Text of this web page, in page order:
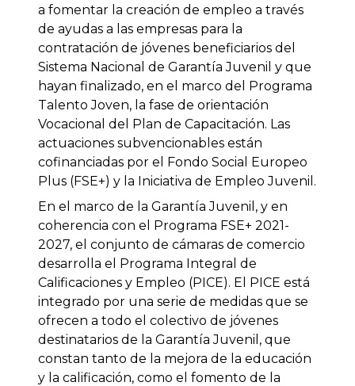
a fomentar la creación de empleo a través
de ayudas a las empresas para la
contratación de jóvenes beneficiarios del
Sistema Nacional de Garantía Juvenil y que
hayan finalizado, en el marco del Programa
Talento Joven, la fase de orientación
Vocacional del Plan de Capacitación. Las
actuaciones subvencionables están
cofinanciadas por el Fondo Social Europeo
Plus (FSE+) y la Iniciativa de Empleo Juvenil.
En el marco de la Garantía Juvenil, y en
coherencia con el Programa FSE+ 2021-
2027, el conjunto de cámaras de comercio
desarrolla el Programa Integral de
Calificaciones y Empleo (PICE). El PICE está
integrado por una serie de medidas que se
ofrecen a todo el colectivo de jóvenes
destinatarios de la Garantía Juvenil, que
constan tanto de la mejora de la educación
y la calificación, como el fomento de la